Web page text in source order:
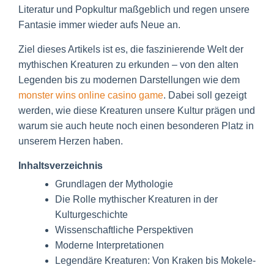
Literatur und Popkultur maßgeblich und regen unsere
Fantasie immer wieder aufs Neue an.
Ziel dieses Artikels ist es, die faszinierende Welt der
mythischen Kreaturen zu erkunden – von den alten
Legenden bis zu modernen Darstellungen wie dem
monster wins online casino game. Dabei soll gezeigt
werden, wie diese Kreaturen unsere Kultur prägen und
warum sie auch heute noch einen besonderen Platz in
unserem Herzen haben.
Inhaltsverzeichnis
Grundlagen der Mythologie
Die Rolle mythischer Kreaturen in der
Kulturgeschichte
Wissenschaftliche Perspektiven
Moderne Interpretationen
Legendäre Kreaturen: Von Kraken bis Mokele-